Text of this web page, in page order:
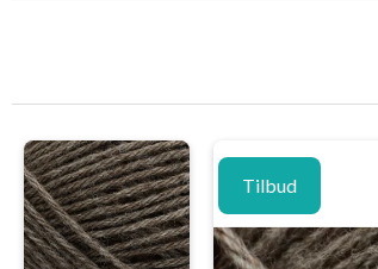
Tilbud